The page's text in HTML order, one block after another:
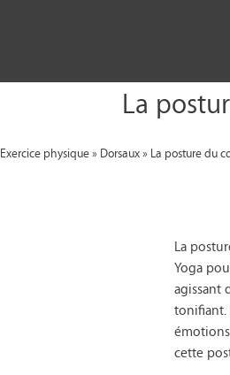
La
Exercice physique»Dorsaux»La posture du
La
Yoga
agissant
tonifiant.
cette